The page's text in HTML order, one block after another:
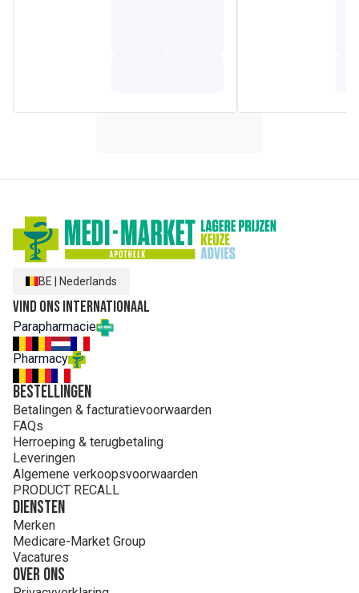
Kamillebloem (Matricaria chamomilla L.) - Voedingszuur:
BE Nederlands
Vind ons internationaal
Parapharmacie
Pharmacy
Bestellingen
Betalingen & facturatievoorwaarden
FAQs
Herroeping & terugbetaling
Leveringen
Algemene verkoopsvoorwaarden
PRODUCT RECALL
Diensten
Merken
Medicare-Market Group
Vacatures
Over ons